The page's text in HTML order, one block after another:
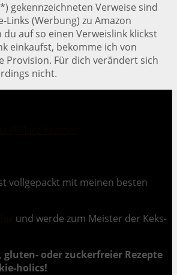
gekennzeichneten Verweise sind
Links (Werbung) zu Amazon
du auf so einen Verweislink klickst
einkaufst, bekomme ich von
Provision. Für dich verändert sich
nicht.
vollgepackt mit meinen besten
und werde zum Meister der Keks-
gluten- oder zuckerfreier Rezepte
holics!